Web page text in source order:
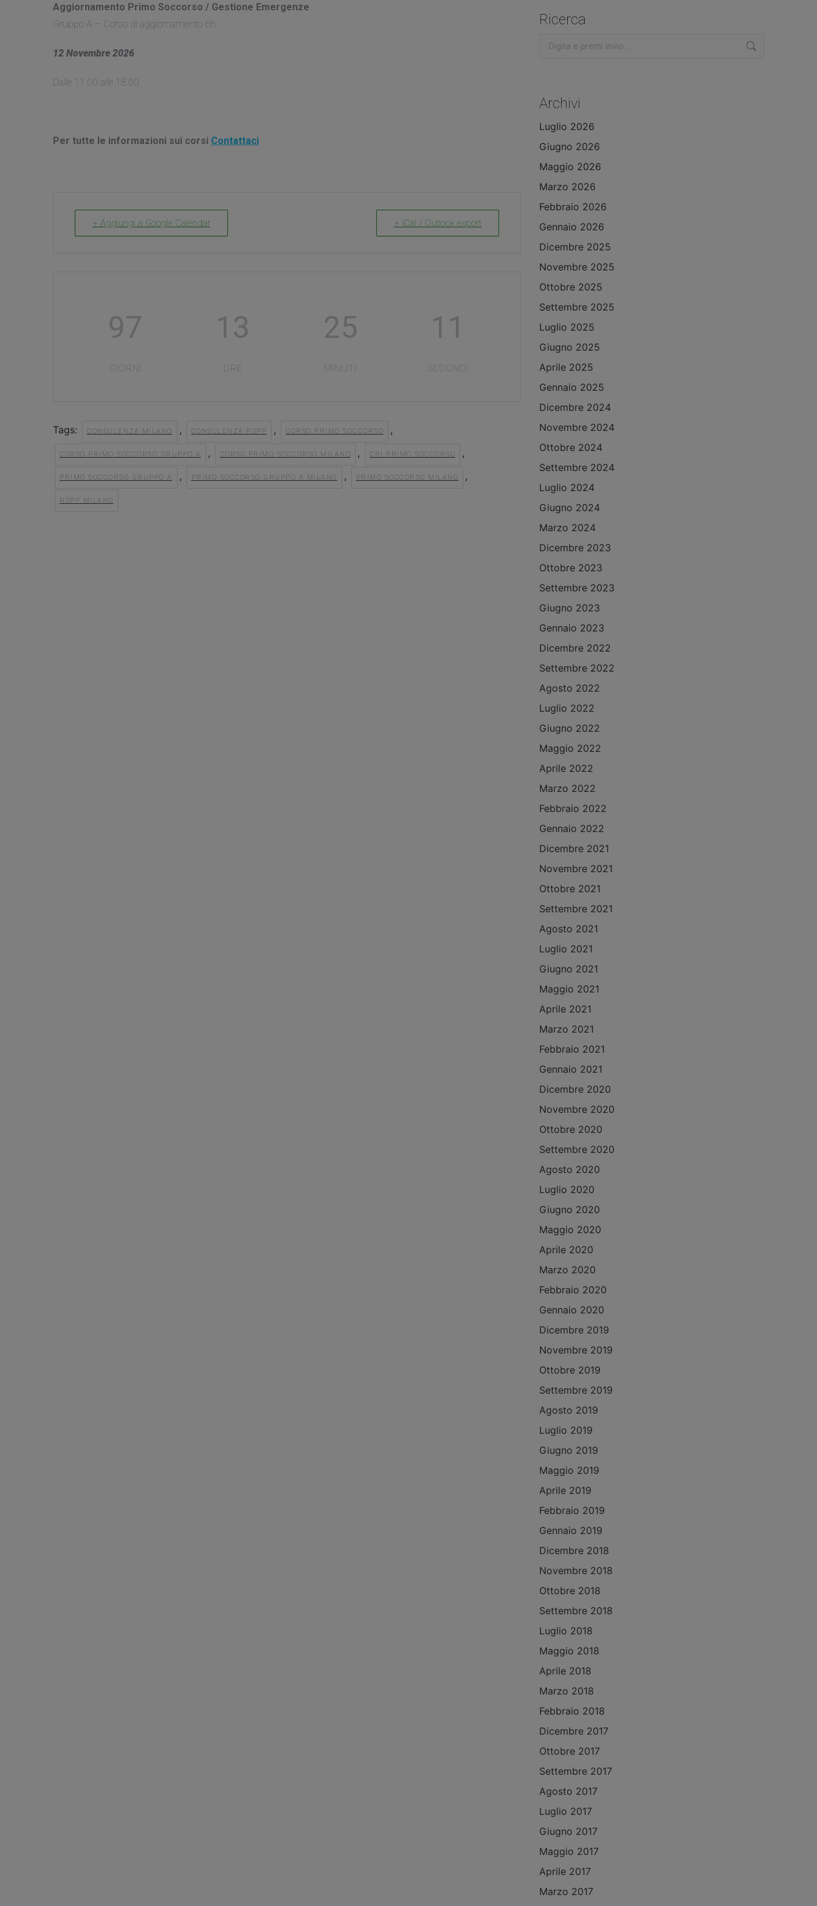
Aggiornamento Primo Soccorso / Gestione Emergenze
Gruppo A – Corso di aggiornamento 6h
12 Novembre 2026
Dalle 11.00 alle 18.00
Per tutte le informazioni sui corsi Contattaci
+ Aggiungi a Google Calendar + iCal / Outlook export
97
GIORNI
13
ORE
25
MINUTI
10
SECONDI
Tags: CONSULENZA MILANO , CONSULENZA RSPP , CORSO PRIMO SOCCORSO ,
CORSO PRIMO SOCCORSO GRUPPO A , CORSO PRIMO SOCCORSO MILANO , CRI PRIMO SOCCORSO ,
PRIMO SOCCORSO GRUPPO A , PRIMO SOCCORSO GRUPPO A MILANO , PRIMO SOCCORSO MILANO ,
RSPP MILANO
Ricerca
Cerca:
Archivi
Luglio 2026
Giugno 2026
Maggio 2026
Marzo 2026
Febbraio 2026
Gennaio 2026
Dicembre 2025
Novembre 2025
Ottobre 2025
Settembre 2025
Luglio 2025
Giugno 2025
Aprile 2025
Gennaio 2025
Dicembre 2024
Novembre 2024
Ottobre 2024
Settembre 2024
Luglio 2024
Giugno 2024
Marzo 2024
Dicembre 2023
Ottobre 2023
Settembre 2023
Giugno 2023
Gennaio 2023
Dicembre 2022
Settembre 2022
Agosto 2022
Luglio 2022
Giugno 2022
Maggio 2022
Aprile 2022
Marzo 2022
Febbraio 2022
Gennaio 2022
Dicembre 2021
Novembre 2021
Ottobre 2021
Settembre 2021
Agosto 2021
Luglio 2021
Giugno 2021
Maggio 2021
Aprile 2021
Marzo 2021
Febbraio 2021
Gennaio 2021
Dicembre 2020
Novembre 2020
Ottobre 2020
Settembre 2020
Agosto 2020
Luglio 2020
Giugno 2020
Maggio 2020
Aprile 2020
Marzo 2020
Febbraio 2020
Gennaio 2020
Dicembre 2019
Novembre 2019
Ottobre 2019
Settembre 2019
Agosto 2019
Luglio 2019
Giugno 2019
Maggio 2019
Aprile 2019
Febbraio 2019
Gennaio 2019
Dicembre 2018
Novembre 2018
Ottobre 2018
Settembre 2018
Luglio 2018
Maggio 2018
Aprile 2018
Marzo 2018
Febbraio 2018
Dicembre 2017
Ottobre 2017
Settembre 2017
Agosto 2017
Luglio 2017
Giugno 2017
Maggio 2017
Aprile 2017
Marzo 2017